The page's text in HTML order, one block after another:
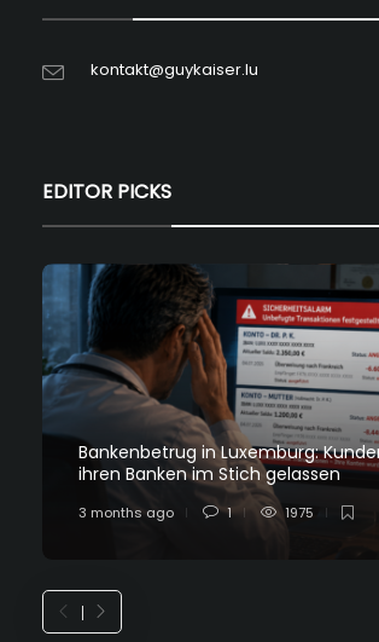
kontakt@guykaiser.lu
EDITOR PICKS
Bankenbetrug in Luxemburg:
ihren Banken im Stich gelassen
3 months ago 1 1975